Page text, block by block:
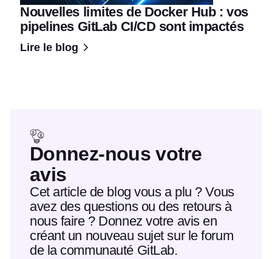
Nouvelles limites de Docker Hub : vos
pipelines GitLab CI/CD sont impactés
Lire le blog
Donnez-nous votre
avis
Cet article de blog vous a plu ? Vous
avez des questions ou des retours à
nous faire ? Donnez votre avis en
créant un nouveau sujet sur le forum
de la communauté GitLab.